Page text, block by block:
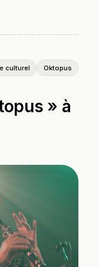
culturel Oktopus
» à